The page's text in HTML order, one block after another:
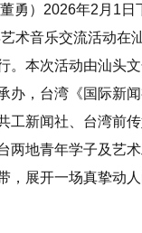
勇）2026年2月1日
术音乐交流活动在
。本次活动由汕头
办，台湾《国际新
工新闻社、台湾前
两地青年学子及艺
，展开一场真挚动